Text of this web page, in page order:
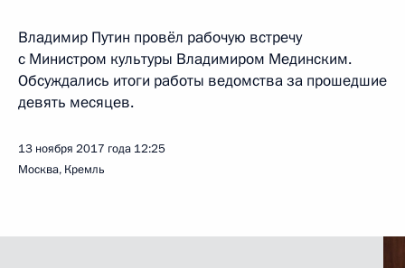
Владимир Путин провёл рабочую встречу
с Министром культуры Владимиром Мединским.
Обсуждались итоги работы ведомства за прошедшие
девять месяцев.
13 ноября 2017 года 12:25
Москва, Кремль